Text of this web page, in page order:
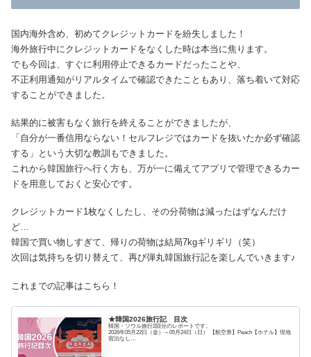
国内海外含め、初めてクレジットカードを紛失しました！
海外旅行中にクレジットカードをなくした時は本当に焦ります。
でも今回は、すぐに利用停止できるカードだったことや、
不正利用通知がリアルタイムで確認できたこともあり、落ち着いて対応
することができました。
結果的に被害もなく旅行を終えることができましたが、
「自分が一番信用ならない！セルフレジではカードを抜いたか必ず確認
する」という大切な教訓もできました。
これから韓国旅行へ行く方も、万が一に備えてアプリで管理できるカー
ドを用意しておくと安心です。
クレジットカード1枚なくしたし、その分荷物は減ったはずなんだけ
ど…
韓国で買い物しすぎて、帰りの荷物は結局7kgギリギリ（笑）
次回は気持ちを切り替えて、再び弾丸韓国旅行記を楽しんでいきます♪
これまでの記事はこちら！
★韓国2026旅行記 目次
韓国・ソウル旅行2回分のレポートです。
2026年05月22日（金）～05月24日（日） 【航空券】Peach【ホテル】現地
宿泊なし